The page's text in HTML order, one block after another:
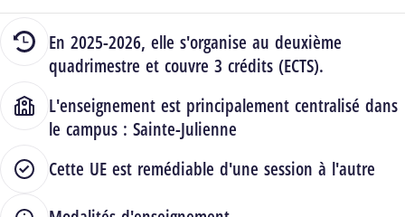
En 2025-2026, elle s'organise au deuxième
quadrimestre et couvre 3 crédits (ECTS).
L'enseignement est principalement centralisé dans
le campus : Sainte-Julienne
Cette UE est remédiable d'une session à l'autre